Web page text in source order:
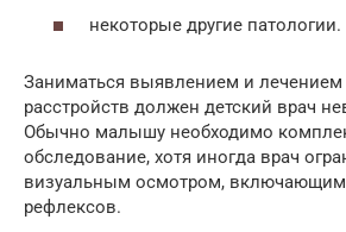
некоторые другие патологии.
Заниматься выявлением и
расстройств должен детский врач
Обычно малышу необходимо
обследование, хотя иногда врач
визуальным осмотром, включающим
рефлексов.